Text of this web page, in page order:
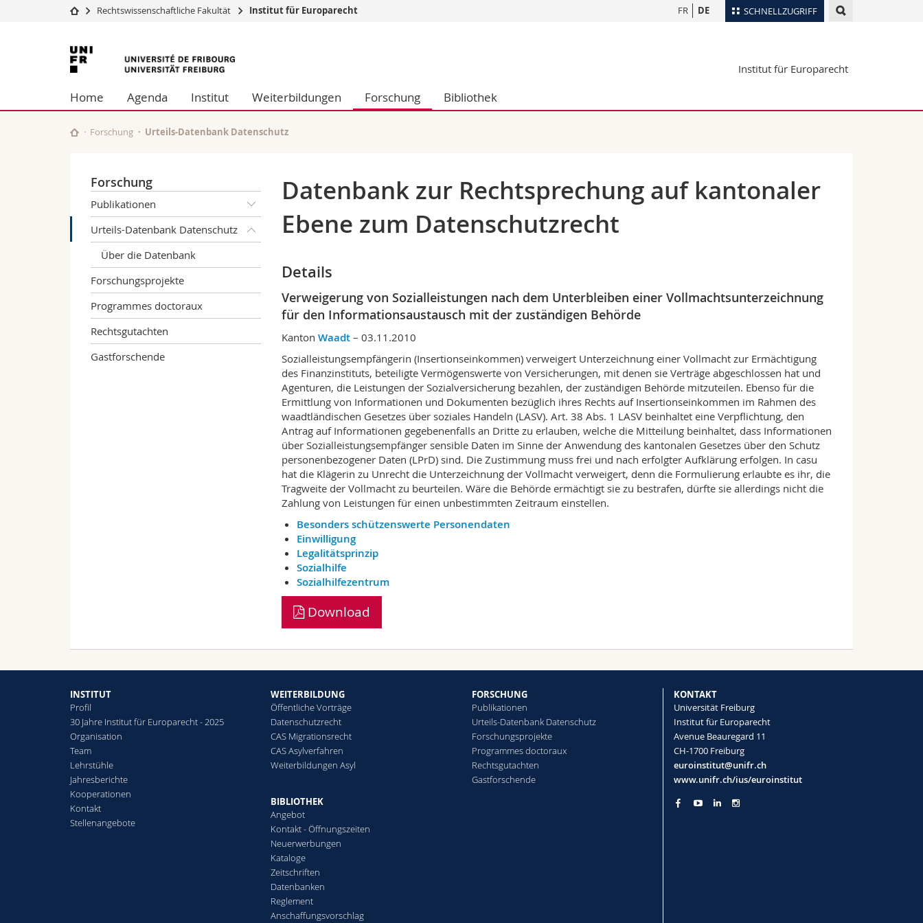
SCHNELLZUGRIFF
Universität
Studium
Forschung
Universität
Weiterbildung
Wirtschafts- und Sozialwissenschaftliche Fak.
Philosophische Fak.
Fak. für Erziehungs- und Bildungswissenschaften
Forschende
Ortsplan
Webmail
FR DE
Rechtswissenschaftliche Fakultät Institut für Europarecht
Universität
Freiburg
Institut für Europarecht
Home Agenda Institut Weiterbildungen Forschung Bibliothek
Forschung Urteils-Datenbank Datenschutz
Forschung
Publikationen
Urteils-Datenbank Datenschutz
Über die Datenbank
Forschungsprojekte
Programmes doctoraux
Rechtsgutachten
Gastforschende
Datenbank zur Rechtsprechung auf kantonaler
Ebene zum Datenschutzrecht
Details
Verweigerung von Sozialleistungen nach dem Unterbleiben einer Vollmachtsunterzeichnung
für den Informationsaustausch mit der zuständigen Behörde
Kanton Waadt– 03.11.2010
Sozialleistungsempfängerin (Insertionseinkommen) verweigert Unterzeichnung einer Vollmacht zur Ermächtigung
des Finanzinstituts, beteiligte Vermögenswerte von Versicherungen, mit denen sie Verträge abgeschlossen hat und
Agenturen, die Leistungen der Sozialversicherung bezahlen, der zuständigen Behörde mitzuteilen. Ebenso für die
Ermittlung von Informationen und Dokumenten bezüglich ihres Rechts auf Insertionseinkommen im Rahmen des
waadtländischen Gesetzes über soziales Handeln (LASV). Art. 38 Abs. 1 LASV beinhaltet eine Verpflichtung, den
Antrag auf Informationen gegebenenfalls an Dritte zu erlauben, welche die Mitteilung beinhaltet, dass Informationen
über Sozialleistungsempfänger sensible Daten im Sinne der Anwendung des kantonalen Gesetzes über den Schutz
personenbezogener Daten (LPrD) sind. Die Zustimmung muss frei und nach erfolgter Aufklärung erfolgen. In casu
hat die Klägerin zu Unrecht die Unterzeichnung der Vollmacht verweigert, denn die Formulierung erlaubte es ihr, die
Tragweite der Vollmacht zu beurteilen. Wäre die Behörde ermächtigt sie zu bestrafen, dürfte sie allerdings nicht die
Zahlung von Leistungen für einen unbestimmten Zeitraum einstellen.
Besonders schützenswerte Personendaten
Einwilligung
Legalitätsprinzip
Sozialhilfe
Sozialhilfezentrum
Download
INSTITUT
Profil
30 Jahre Institut für Europarecht - 2025
Organisation
Team
Lehrstühle
Jahresberichte
Kooperationen
Kontakt
Stellenangebote
WEITERBILDUNG
Öffentliche Vorträge
Datenschutzrecht
CAS Migrationsrecht
CAS Asylverfahren
Weiterbildungen Asyl
BIBLIOTHEK
Angebot
Kontakt - Öffnungszeiten
Neuerwerbungen
Kataloge
Zeitschriften
Datenbanken
Reglement
Anschaffungsvorschlag
FORSCHUNG
Publikationen
Urteils-Datenbank Datenschutz
Forschungsprojekte
Programmes doctoraux
Rechtsgutachten
Gastforschende
KONTAKT
Universität Freiburg
Institut für Europarecht
Avenue Beauregard 11
CH-1700 Freiburg
euroinstitut@unifr.ch
www.unifr.ch/ius/euroinstitut